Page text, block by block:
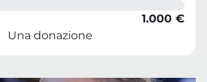
1.000 €
Una donazione